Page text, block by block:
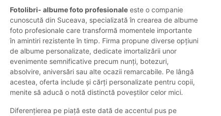
Fotolibri- albume foto profesionale este o companie
cunoscută din Suceava, specializată în crearea de albume
foto profesionale care transformă momentele importante
în amintiri rezistente în timp. Firma propune diverse opțiuni
de albume personalizate, dedicate imortalizării unor
evenimente semnificative precum nunți, botezuri,
absolvire, aniversări sau alte ocazii remarcabile. Pe lângă
acestea, oferta include și cărți personalizate pentru copii,
menite să aducă o notă distinctă poveștilor celor mici.
Diferențierea pe piață este dată de accentul pus pe